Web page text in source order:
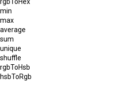
min
max
average
sum
unique
shuffle
rgbToHsb
hsbToRgb